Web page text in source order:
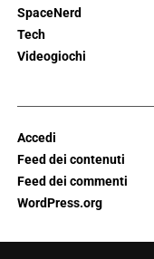
SpaceNerd
Tech
Videogiochi
Accedi
Feed dei contenuti
Feed dei commenti
WordPress.org